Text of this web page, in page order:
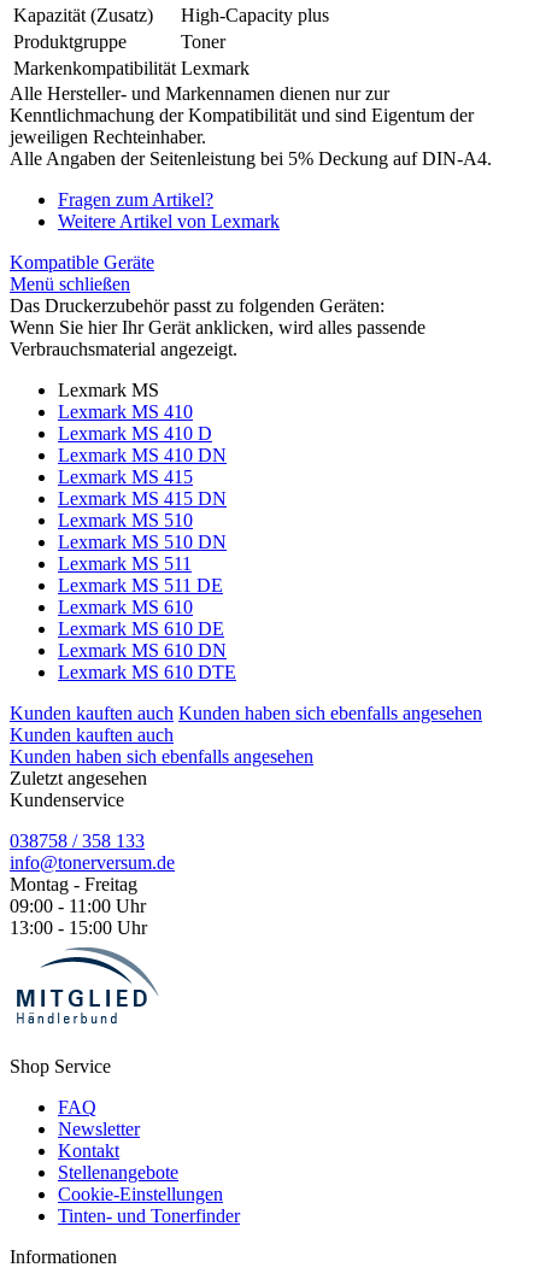
Kapazität (Zusatz)
High-Capacity plus
Produktgruppe
Toner
Markenkompatibilität Lexmark
Alle Hersteller- und Markennamen dienen nur zur
Kenntlichmachung der Kompatibilität und sind Eigentum der
jeweiligen Rechteinhaber.
Alle Angaben der Seitenleistung bei 5% Deckung auf DIN-A4.
Fragen zum Artikel?
Weitere Artikel von Lexmark
Kompatible Geräte
Menü schließen
Das Druckerzubehör passt zu folgenden Geräten:
Wenn Sie hier Ihr Gerät anklicken, wird alles passende
Verbrauchsmaterial angezeigt.
Lexmark MS
Lexmark MS 410
Lexmark MS 410 D
Lexmark MS 410 DN
Lexmark MS 415
Lexmark MS 415 DN
Lexmark MS 510
Lexmark MS 510 DN
Lexmark MS 511
Lexmark MS 511 DE
Lexmark MS 610
Lexmark MS 610 DE
Lexmark MS 610 DN
Lexmark MS 610 DTE
Kunden kauften auch Kunden haben sich ebenfalls angesehen
Kunden kauften auch
Kunden haben sich ebenfalls angesehen
Zuletzt angesehen
Kundenservice
038758 / 358 133
info@tonerversum.de
Montag - Freitag
09:00 - 11:00 Uhr
13:00 - 15:00 Uhr
Shop Service
FAQ
Newsletter
Kontakt
Stellenangebote
Cookie-Einstellungen
Tinten- und Tonerfinder
Informationen